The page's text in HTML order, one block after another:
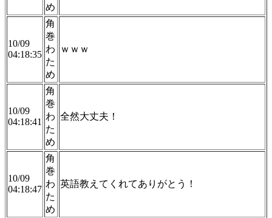
め
10/09
04:18:35
角
巻
わ
た
め
ｗｗｗ
10/09
04:18:41
角
巻
わ
た
め
全然大丈夫！
10/09
04:18:47
角
巻
わ
た
め
英語教えてくれてありがとう！